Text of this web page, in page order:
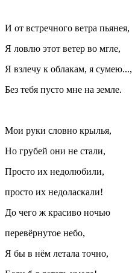
И от встречного ветра пьянея,
Я ловлю этот ветер во мгле,
Я взлечу к облакам, я сумею...,
Без тебя пусто мне на земле.
Мои руки словно крылья,
Но грубей они не стали,
Просто их недолюбили,
просто их недоласкали!
До чего ж красиво ночью
перевёрнутое небо,
Я бы в нём летала точно,